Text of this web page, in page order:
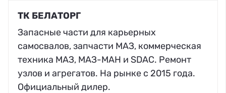
ТК БЕЛАТОРГ
Запасные части для карьерных
самосвалов, запчасти МАЗ, коммерческая
техника МАЗ, МАЗ-МАН и SDAC. Ремонт
узлов и агрегатов. На рынке с 2015 года.
Официальный дилер.